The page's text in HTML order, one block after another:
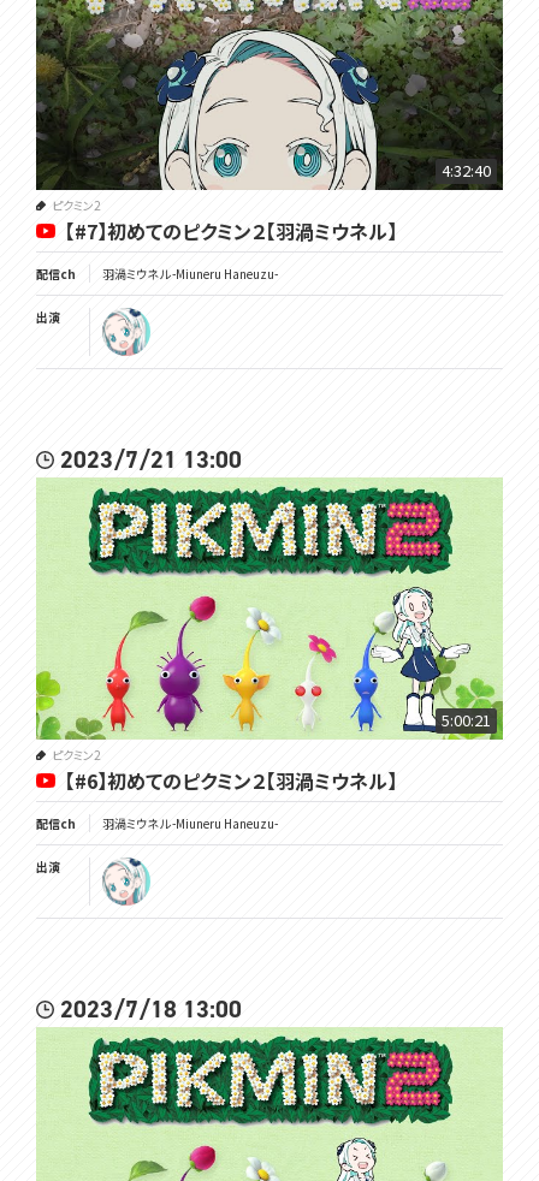
4:32:40
ピクミン2
【#7】初めてのピクミン２【羽渦ミウネル】
配信ch 羽渦ミウネル -Miuneru Haneuzu-
出演
2023/7/21 13:00
5:00:21
ピクミン2
【#6】初めてのピクミン２【羽渦ミウネル】
配信ch 羽渦ミウネル -Miuneru Haneuzu-
出演
2023/7/18 13:00